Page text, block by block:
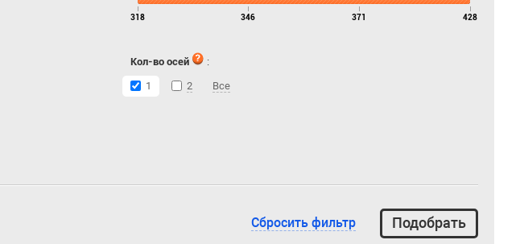
318 346 371 428
Кол-во осей
:
1
2 Все
Сбросить фильтр